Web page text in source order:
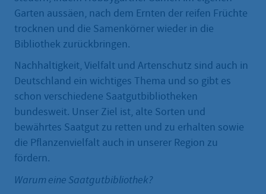
Garten aussäen, nach dem Ernten der reifen Früchte
trocknen und die Samenkörner wieder in die
Bibliothek zurückbringen.
Nachhaltigkeit, Vielfalt und Artenschutz sind auch in
Deutschland ein wichtiges Thema und so gibt es
schon verschiedene Saatgutbibliotheken
bundesweit. Unser Ziel ist, alte Sorten und
bewährtes Saatgut zu retten und zu erhalten sowie
die Pflanzenvielfalt auch in unserer Region zu
fördern.
Warum eine Saatgutbibliothek?